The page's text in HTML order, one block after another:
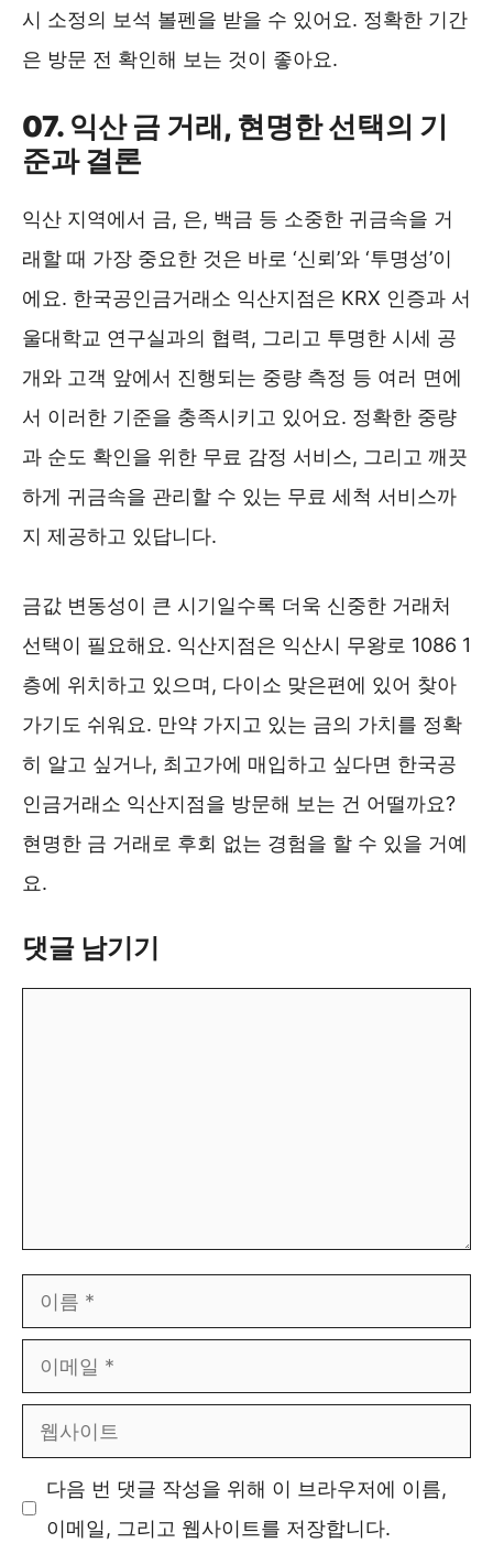
시 소정의 보석 볼펜을 받을 수 있어요. 정확한 기간
은 방문 전 확인해 보는 것이 좋아요.
07. 익산 금 거래, 현명한 선택의 기
준과 결론
익산 지역에서 금, 은, 백금 등 소중한 귀금속을 거
래할 때 가장 중요한 것은 바로 ‘신뢰’와 ‘투명성’이
에요. 한국공인금거래소 익산지점은 KRX 인증과 서
울대학교 연구실과의 협력, 그리고 투명한 시세 공
개와 고객 앞에서 진행되는 중량 측정 등 여러 면에
서 이러한 기준을 충족시키고 있어요. 정확한 중량
과 순도 확인을 위한 무료 감정 서비스, 그리고 깨끗
하게 귀금속을 관리할 수 있는 무료 세척 서비스까
지 제공하고 있답니다.
금값 변동성이 큰 시기일수록 더욱 신중한 거래처
선택이 필요해요. 익산지점은 익산시 무왕로 1086 1
층에 위치하고 있으며, 다이소 맞은편에 있어 찾아
가기도 쉬워요. 만약 가지고 있는 금의 가치를 정확
히 알고 싶거나, 최고가에 매입하고 싶다면 한국공
인금거래소 익산지점을 방문해 보는 건 어떨까요?
현명한 금 거래로 후회 없는 경험을 할 수 있을 거예
요.
댓글 남기기
름
메
사
이
다음 번 댓글 작성을 위해 이 브라우저에 이름,
이메일, 그리고 웹사이트를 저장합니다.